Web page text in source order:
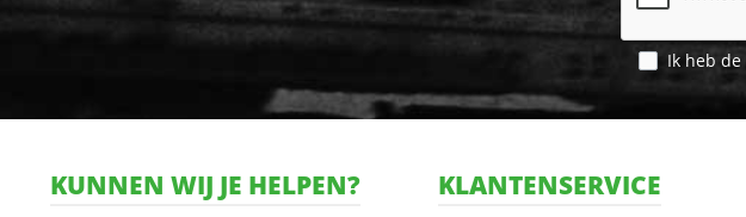
Ik heb de
KUNNEN WIJ JE HELPEN? KLANTENSERVICE